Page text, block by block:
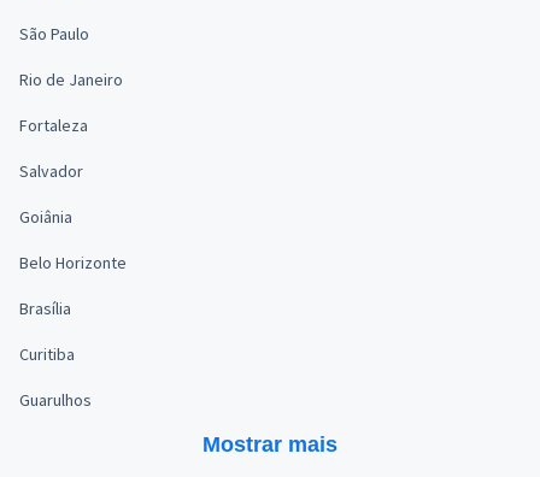
São Paulo
Rio de Janeiro
Fortaleza
Salvador
Goiânia
Belo Horizonte
Brasília
Curitiba
Guarulhos
Mostrar mais